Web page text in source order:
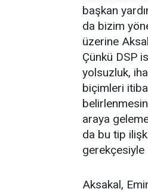
başkan
da bizim
üzerine
Çünkü DSP
yolsuzluk,
biçimleri
araya
da bu tip
gerekçesiyle
Aksakal,